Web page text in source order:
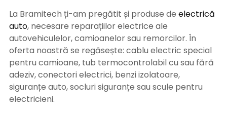
La Bramitech ți-am pregătit și produse de electrică
auto, necesare reparațiilor electrice ale
autovehiculelor, camioanelor sau remorcilor. În
oferta noastră se regăsește: cablu electric special
pentru camioane, tub termocontrolabil cu sau fără
adeziv, conectori electrici, benzi izolatoare,
siguranțe auto, socluri siguranțe sau scule pentru
electricieni.